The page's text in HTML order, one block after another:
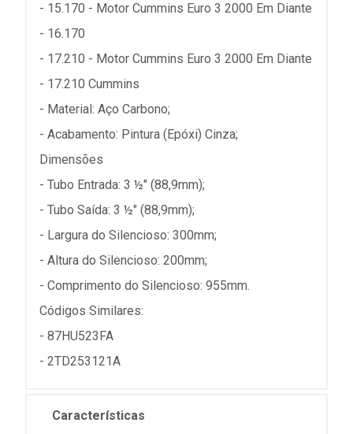
- 15.170 - Motor Cummins Euro 3 2000 Em Diante
- 16.170
- 17.210 - Motor Cummins Euro 3 2000 Em Diante
- 17.210 Cummins
- Material: Aço Carbono;
- Acabamento: Pintura (Epóxi) Cinza;
Dimensões
- Tubo Entrada: 3 ½" (88,9mm);
- Tubo Saída: 3 ½" (88,9mm);
- Largura do Silencioso: 300mm;
- Altura do Silencioso: 200mm;
- Comprimento do Silencioso: 955mm.
Códigos Similares:
- 87HU523FA
- 2TD253121A
Características